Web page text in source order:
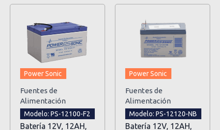
Power Sonic
Fuentes de
Alimentación
Modelo: PS-12100-F2
Batería 12V, 12AH,
Power Sonic
Fuentes de
Alimentación
Modelo: PS-12120-NB
Batería 12V, 12AH,